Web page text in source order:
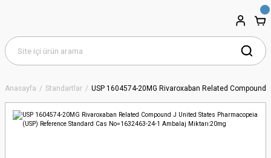
Anasayfa Standartlar USP 1604574-20MG Rivaroxaban Related